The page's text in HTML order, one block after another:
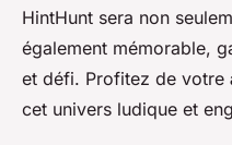
HintHunt sera non
également mémorable,
et défi. Profitez de votre
cet univers ludique et